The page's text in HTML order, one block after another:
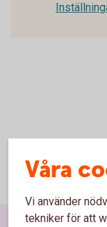
Våra
Vi använder
tekniker för att